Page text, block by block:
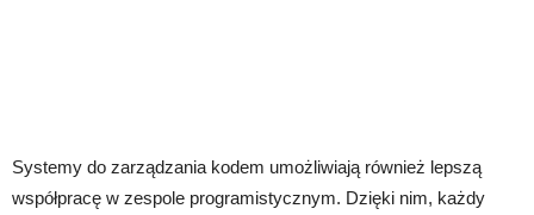
Systemy do zarządzania kodem umożliwiają również lepszą
współpracę w zespole programistycznym. Dzięki nim, każdy